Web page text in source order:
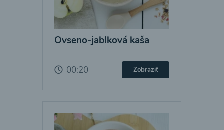
Ovseno-jablková kaša
00:20 Zobraziť